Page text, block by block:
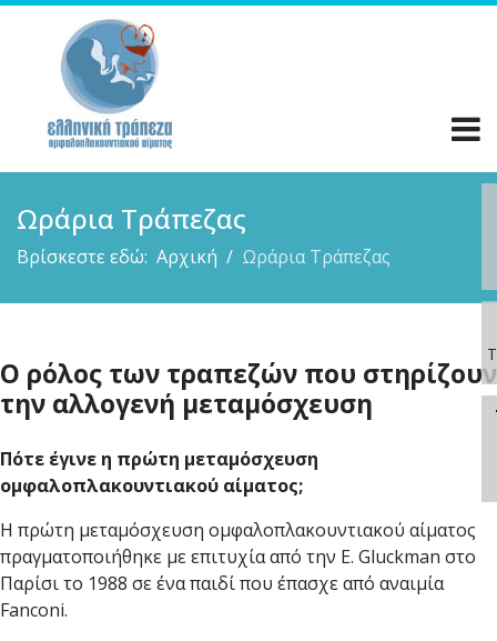
Ωράρια Τράπεζας
Βρίσκεστε εδώ: Αρχική Ωράρια Τράπεζας
O ρόλος των τραπεζών που στηρίζουν
την αλλογενή μεταμόσχευση
Πότε έγινε η πρώτη μεταμόσχευση
ομφαλοπλακουντιακού αίματος;
Η πρώτη μεταμόσχευση ομφαλοπλακουντιακού αίματος
πραγματοποιήθηκε με επιτυχία από την E. Gluckman στο
Παρίσι το 1988 σε ένα παιδί που έπασχε από αναιμία
Fanconi.